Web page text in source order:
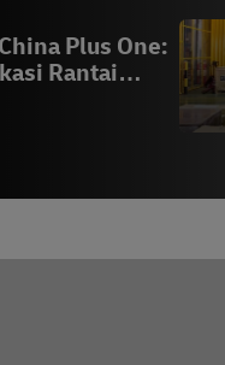
Plus One:
Rantai